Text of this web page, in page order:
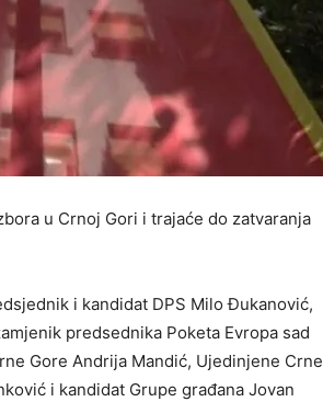
u Crnoj Gori i trajaće do zatvaranja
i kandidat DPS Milo Đukanović,
predsednika Poketa Evropa sad
Gore Andrija Mandić, Ujedinjene Crne
i kandidat Grupe građana Jovan